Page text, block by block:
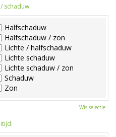
schaduw:
Halfschaduw
Halfschaduw / zon
Lichte / halfschaduw
Lichte schaduw
Lichte schaduw / zon
Schaduw
Zon
Wis selectie